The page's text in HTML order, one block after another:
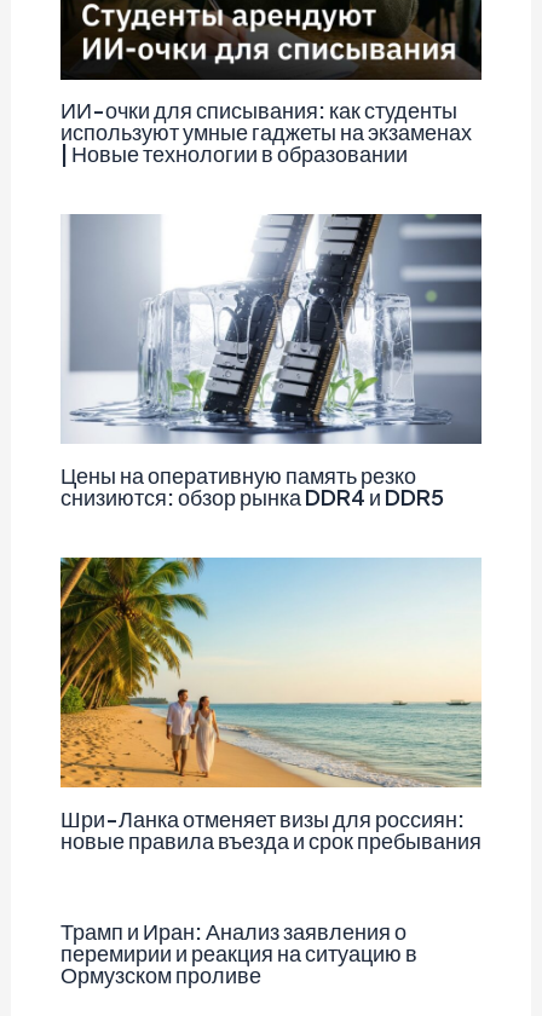
ИИ-очки для списывания: как студенты
используют умные гаджеты на экзаменах
| Новые технологии в образовании
Цены на оперативную память резко
снизиются: обзор рынка DDR4 и DDR5
Шри-Ланка отменяет визы для россиян:
новые правила въезда и срок пребывания
Трамп и Иран: Анализ заявления о
перемирии и реакция на ситуацию в
Ормузском проливе